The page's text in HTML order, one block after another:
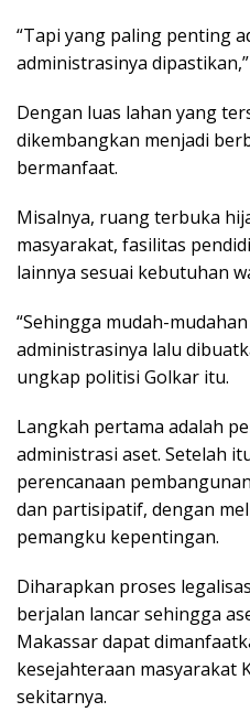
“Tapi yang paling penting
administrasinya
Dengan luas lahan yang
dikembangkan menjadi
bermanfaat.
Misalnya, ruang terbuka
masyarakat, fasilitas
lainnya sesuai kebutuhan
“Sehingga mudah-
administrasinya lalu
ungkap politisi Golkar itu.
Langkah pertama adalah
administrasi aset. Setelah
perencanaan
dan partisipatif, dengan
pemangku kepentingan.
Diharapkan proses
berjalan lancar sehingga
Makassar dapat
kesejahteraan masyarakat
sekitarnya.